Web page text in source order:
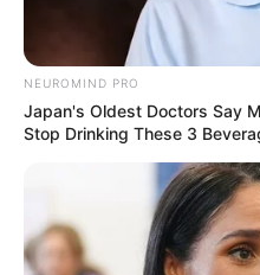
Serem! 9 Chat Ojek
Pelanggan Ini Bikin
Merinding
NEUROMIND PRO
Japan's Oldest Doctors Say
Stop Drinking These 3